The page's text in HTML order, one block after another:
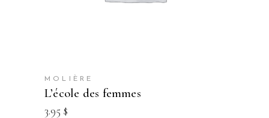
MOLIÈRE
l’école des femmes
3.95 $